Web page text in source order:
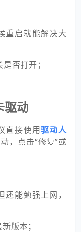
重启就能解决大
否打开；
驱动
直接使用驱动人
，点击“修复”或
能勉强上网，
新版本；